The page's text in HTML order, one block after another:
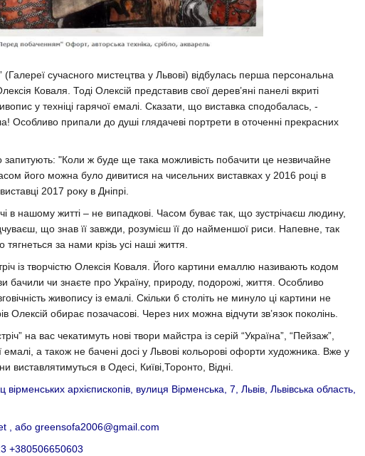
(Галереї сучасного мистецтва у Львові) відбулась перша персональна
Коваля. Тоді Олексій представив свої дерев’яні панелі вкриті
у техніці гарячої емалі. Сказати, що виставка сподобалась, -
Особливо припали до душі глядачеві портрети в оточенні прекрасних
запитують: "Коли ж буде ще така можливість побачити це незвичайне
його можна було дивитися на чисельних виставках у 2016 році в
2017 року в Дніпрі.
в нашому житті – не випадкові. Часом буває так, що зустрічаєш людину,
що знав її завжди, розумієш її до найменшої риси. Напевне, так
за нами крізь усі наші життя.
із творчістю Олексія Коваля. Його картини емаллю називають кодом
бачили чи знаєте про Україну, природу, подорожі, життя. Особливо
живопису із емалі. Скільки б століть не минуло ці картини не
Олексій обирає позачасові. Через них можна відчути зв’язок поколінь.
на вас чекатимуть нові твори майстра із серій “Україна”, “Пейзаж”,
емалі, а також не бачені досі у Львові кольорові офорти художника. Вже у
виставлятимуться в Одесі, Київі,Торонто, Відні.
архієпископів, вулиця Вірменська, 7, Львів, Львівська область,
, або greensofa2006@gmail.com
+380506650603